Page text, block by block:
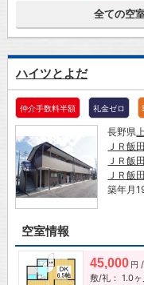
全ての空
ハイツとよだ
仲介手数料半額 礼金ゼロ
長野県
ＪＲ飯
ＪＲ飯
ＪＲ飯
築年月
空室情報
45,000 円
敷/礼： 1.0ヶ